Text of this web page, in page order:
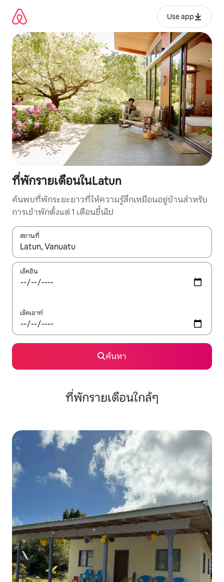
เนื้อหา
Use app
ที่พักรายเดือนในLatun
ค้นพบที่พักระยะยาวที่ให้ความรู้สึกเหมือนอยู่บ้านสำหรับ
การเข้าพักตั้งแต่ 1 เดือนขึ้นไป
สถานที่
ใช้ลูกศรขึ้นลง หรือใช้การสัมผัสหรือปัด เพื่อสำรวจผลการค้นหา
เช็คอิน
เช็คเอาท์
ค้นหา
ที่พักรายเดือนใกล้ๆ